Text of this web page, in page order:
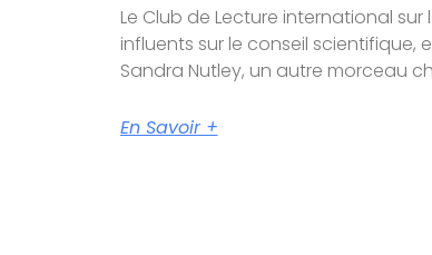
Le Club de Lecture international
influents sur le conseil scientifique,
Sandra Nutley, un autre morceau
En Savoir +